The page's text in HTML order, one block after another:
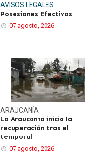
AVISOS LEGALES
Posesiones Efectivas
07 agosto, 2026
ARAUCANÍA
La Araucanía inicia la
recuperación tras el
temporal
07 agosto, 2026